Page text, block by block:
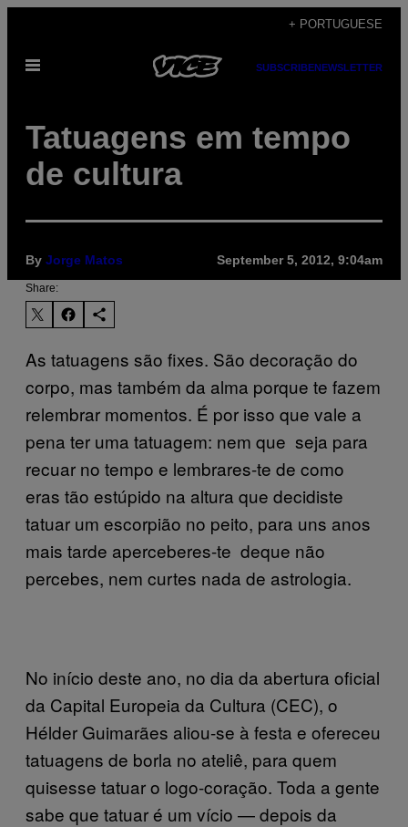
content
+ PORTUGUESE
Open
SUBSCRIBENEWSLETTER
Tatuagens em tempo
de cultura
By Jorge Matos September 5, 2012, 9:04am
Share:
As tatuagens são fixes. São decoração do
corpo, mas também da alma porque te fazem
relembrar momentos. É por isso que vale a
pena ter uma tatuagem: nem que seja para
recuar no tempo e lembrares-te de como
eras tão estúpido na altura que decidiste
tatuar um escorpião no peito, para uns anos
mais tarde aperceberes-te deque não
percebes, nem curtes nada de astrologia.
No início deste ano, no dia da abertura oficial
da Capital Europeia da Cultura (CEC), o
Hélder Guimarães aliou-se à festa e ofereceu
tatuagens de borla no ateliê, para quem
quisesse tatuar o logo-coração. Toda a gente
sabe que tatuar é um vício — depois da